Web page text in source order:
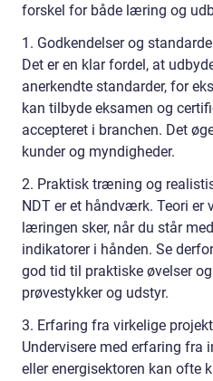
forskel for både læring og
1. Godkendelser og
Det er en klar fordel, at
anerkendte standarder, for
kan tilbyde eksamen og
accepteret i branchen. Det
kunder og myndigheder.
2. Praktisk træning og
NDT er et håndværk. Teori er
læringen sker, når du står
indikatorer i hånden. Se
god tid til praktiske øvelser
prøvestykker og udstyr.
3. Erfaring fra virkelige
Undervisere med erfaring fra
eller energisektoren kan ofte